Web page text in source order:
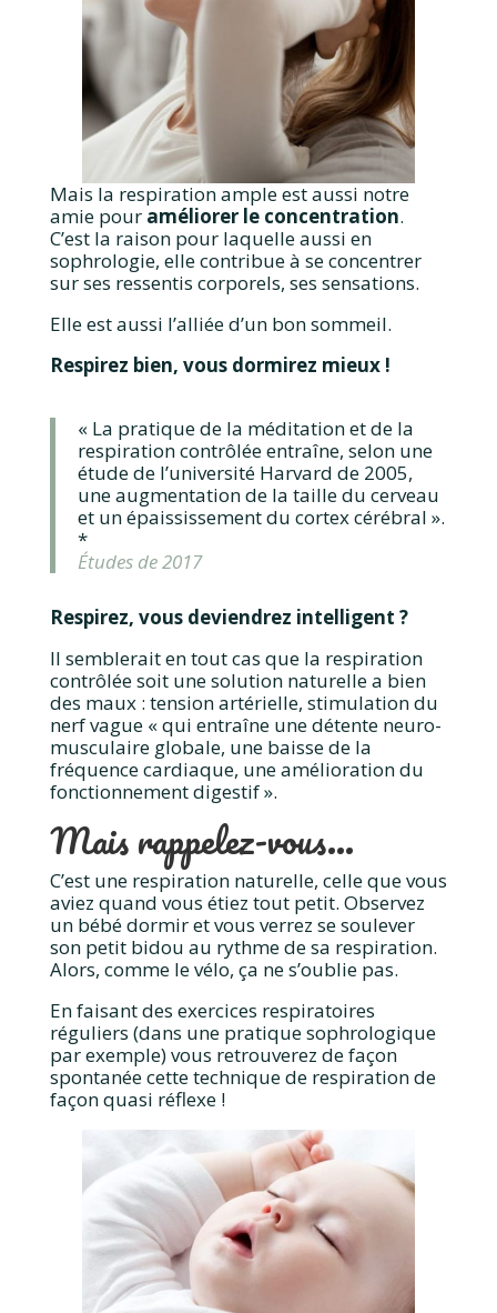
Mais la respiration ample est aussi notre
amie pour améliorer le concentration.
C’est la raison pour laquelle aussi en
sophrologie, elle contribue à se concentrer
sur ses ressentis corporels, ses sensations.
Elle est aussi l’alliée d’un bon sommeil.
Respirez bien, vous dormirez mieux !
« La pratique de la méditation et de la
respiration contrôlée entraîne, selon une
étude de l’université Harvard de 2005,
une augmentation de la taille du cerveau
et un épaississement du cortex cérébral ».
*
Études de 2017
Respirez, vous deviendrez intelligent ?
Il semblerait en tout cas que la respiration
contrôlée soit une solution naturelle a bien
des maux : tension artérielle, stimulation du
nerf vague « qui entraîne une détente neuro-
musculaire globale, une baisse de la
fréquence cardiaque, une amélioration du
fonctionnement digestif ».
Mais rappelez-vous…
C’est une respiration naturelle, celle que vous
aviez quand vous étiez tout petit. Observez
un bébé dormir et vous verrez se soulever
son petit bidou au rythme de sa respiration.
Alors, comme le vélo, ça ne s’oublie pas.
En faisant des exercices respiratoires
réguliers (dans une pratique sophrologique
par exemple) vous retrouverez de façon
spontanée cette technique de respiration de
façon quasi réflexe !